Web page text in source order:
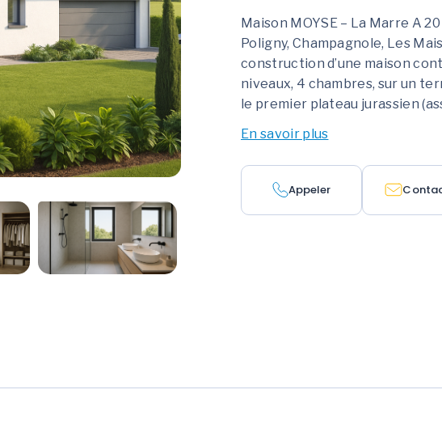
Maison MOYSE – La Marre A
Poligny, Champagnole, Les
construction d’une maison
niveaux, 4 chambres, sur un
le premier plateau jurassien
En savoir plus
Appeler